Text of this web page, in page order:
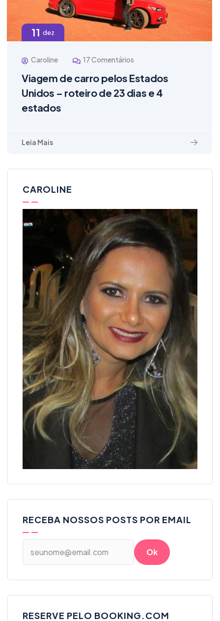
11 dez
Caroline 17 Comentários
Viagem de carro pelos Estados
Unidos – roteiro de 23 dias e 4
estados
Leia Mais
CAROLINE
RECEBA NOSSOS POSTS POR EMAIL
RESERVE PELO BOOKING.COM